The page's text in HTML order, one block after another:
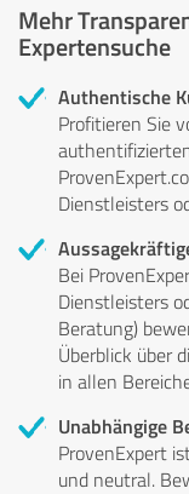
Mehr
Expertensuche
Authentische
Profitieren Sie
Dienstleisters
Bei
Dienstleisters
Beratung)
Überblick über
in allen
Unabhängige
ProvenExpert
und neutral.